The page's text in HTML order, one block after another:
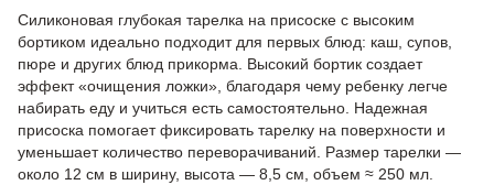
Силиконовая глубокая тарелка на присоске с высоким
бортиком идеально подходит для первых блюд: каш, супов,
пюре и других блюд прикорма. Высокий бортик создает
эффект «очищения ложки», благодаря чему ребенку легче
набирать еду и учиться есть самостоятельно. Надежная
присоска помогает фиксировать тарелку на поверхности и
уменьшает количество переворачиваний. Размер тарелки —
около 12 см в ширину, высота — 8,5 см, объем ≈ 250 мл.